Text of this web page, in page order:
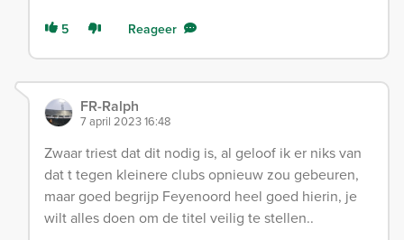
5 Reageer
FR-Ralph
7 april 2023 16:48
Zwaar triest dat dit nodig is, al geloof ik er niks van
dat t tegen kleinere clubs opnieuw zou gebeuren,
maar goed begrijp Feyenoord heel goed hierin, je
wilt alles doen om de titel veilig te stellen..